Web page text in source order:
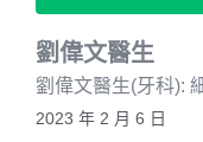
劉偉文醫生
劉偉文醫生(牙科):
2023 年 2 月 6 日